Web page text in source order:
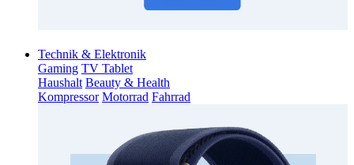
Technik & Elektronik
Gaming TV Tablet
Haushalt Beauty & Health
Kompressor Motorrad Fahrrad